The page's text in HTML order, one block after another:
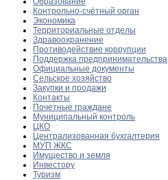
Контрольно-счётный орган
Экономика
Территориальные отделы
Здравоохранение
Противодействие коррупции
Поддержка предпринимательства
Официальные документы
Сельское хозяйство
Закупки и продажи
Контакты
Почетные граждане
Муниципальный контроль
ЦКО
Централизованная бухгалтерия
МУП ЖКС
Имущество и земля
Инвестору
Туризм